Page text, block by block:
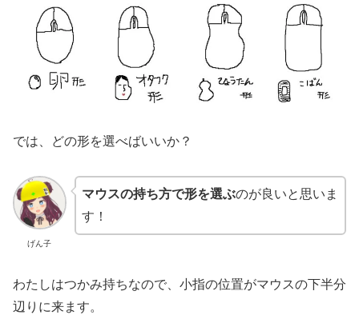
では、どの形を選べばいいか？
げん子
マウスの持ち方で形を選ぶのが良いと思いま
す！
わたしはつかみ持ちなので、小指の位置がマウスの下半分
辺りに来ます。